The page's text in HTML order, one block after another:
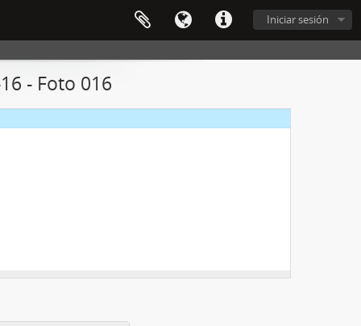
Iniciar sesión
- Foto 016